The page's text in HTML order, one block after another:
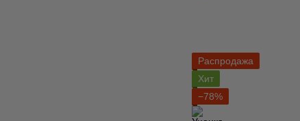
Распродажа
Хит
−78%